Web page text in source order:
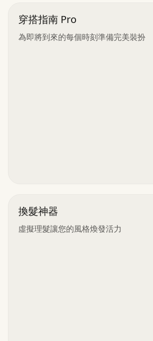
穿搭指南 Pro
為即將到來的每個時刻準備完美裝扮
換髮神器
虛擬理髮讓您的風格煥發活力